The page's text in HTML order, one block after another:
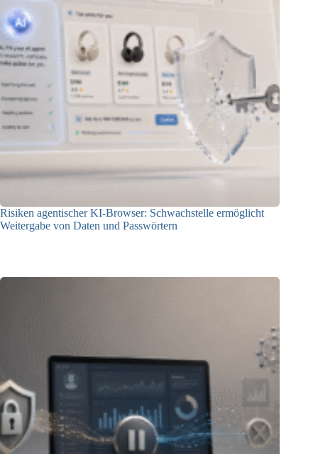
Risiken agentischer KI-Browser: Schwachstelle ermöglicht
Weitergabe von Daten und Passwörtern